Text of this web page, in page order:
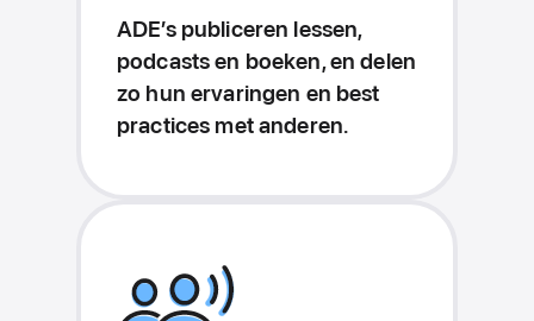
ADE’s publiceren lessen,
podcasts en boeken, en delen
zo hun ervaringen en best
practices met anderen.